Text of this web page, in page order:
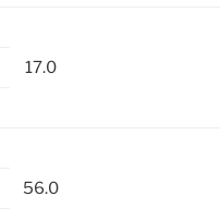
17.0
56.0